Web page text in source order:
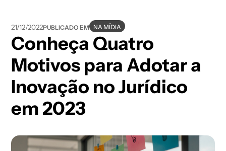
21/12/2022PUBLICADO EM NA MÍDIA
Conheça Quatro
Motivos para Adotar a
Inovação no Jurídico
em 2023